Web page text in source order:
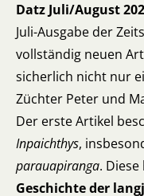
Datz Juli/August
Juli-Ausgabe der
vollständig neuen
sicherlich nicht nur
Züchter Peter und
Der erste Artikel
Inpaichthys,
parauapiranga.
Geschichte der